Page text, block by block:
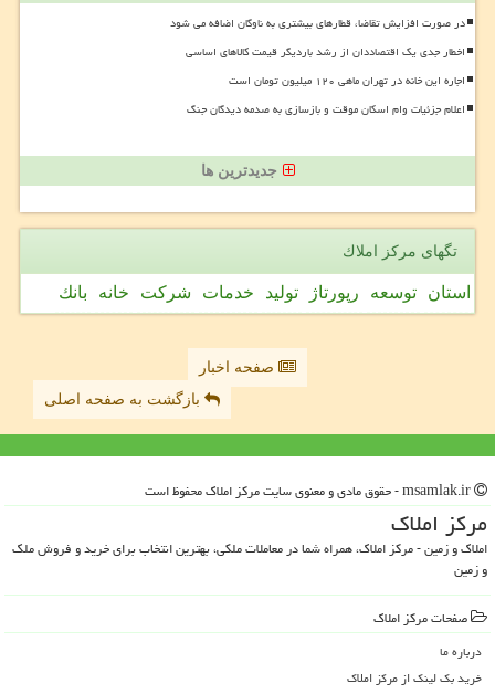
در صورت افزایش تقاضا، قطارهای بیشتری به ناوگان اضافه می شود
اخطار جدی یک اقتصاددان از رشد باردیگر قیمت کالاهای اساسی
اجاره این خانه در تهران ماهی ۱۲۰ میلیون تومان است
اعلام جزئیات وام اسکان موقت و بازسازی به صدمه دیدگان جنگ
جدیدترین ها
تگهای مركز املاك
استان توسعه رپورتاژ تولید خدمات شركت خانه بانك
صفحه اخبار
بازگشت به صفحه اصلی
مركز املاك
املاک و زمین - مرکز املاک، همراه شما در معاملات ملکی، بهترین انتخاب برای خرید و فروش ملک
و زمین
صفحات مركز املاك
درباره ما
خرید بک لینک از مركز املاك